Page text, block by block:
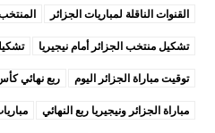
القنوات الناقلة لمباريات الجزائر
تشكيل منتخب الجزائر أمام نيجيريا
توقيت مباراة الجزائر اليوم ربع نهائي
مباراة الجزائر ونيجيريا ربع النهائي